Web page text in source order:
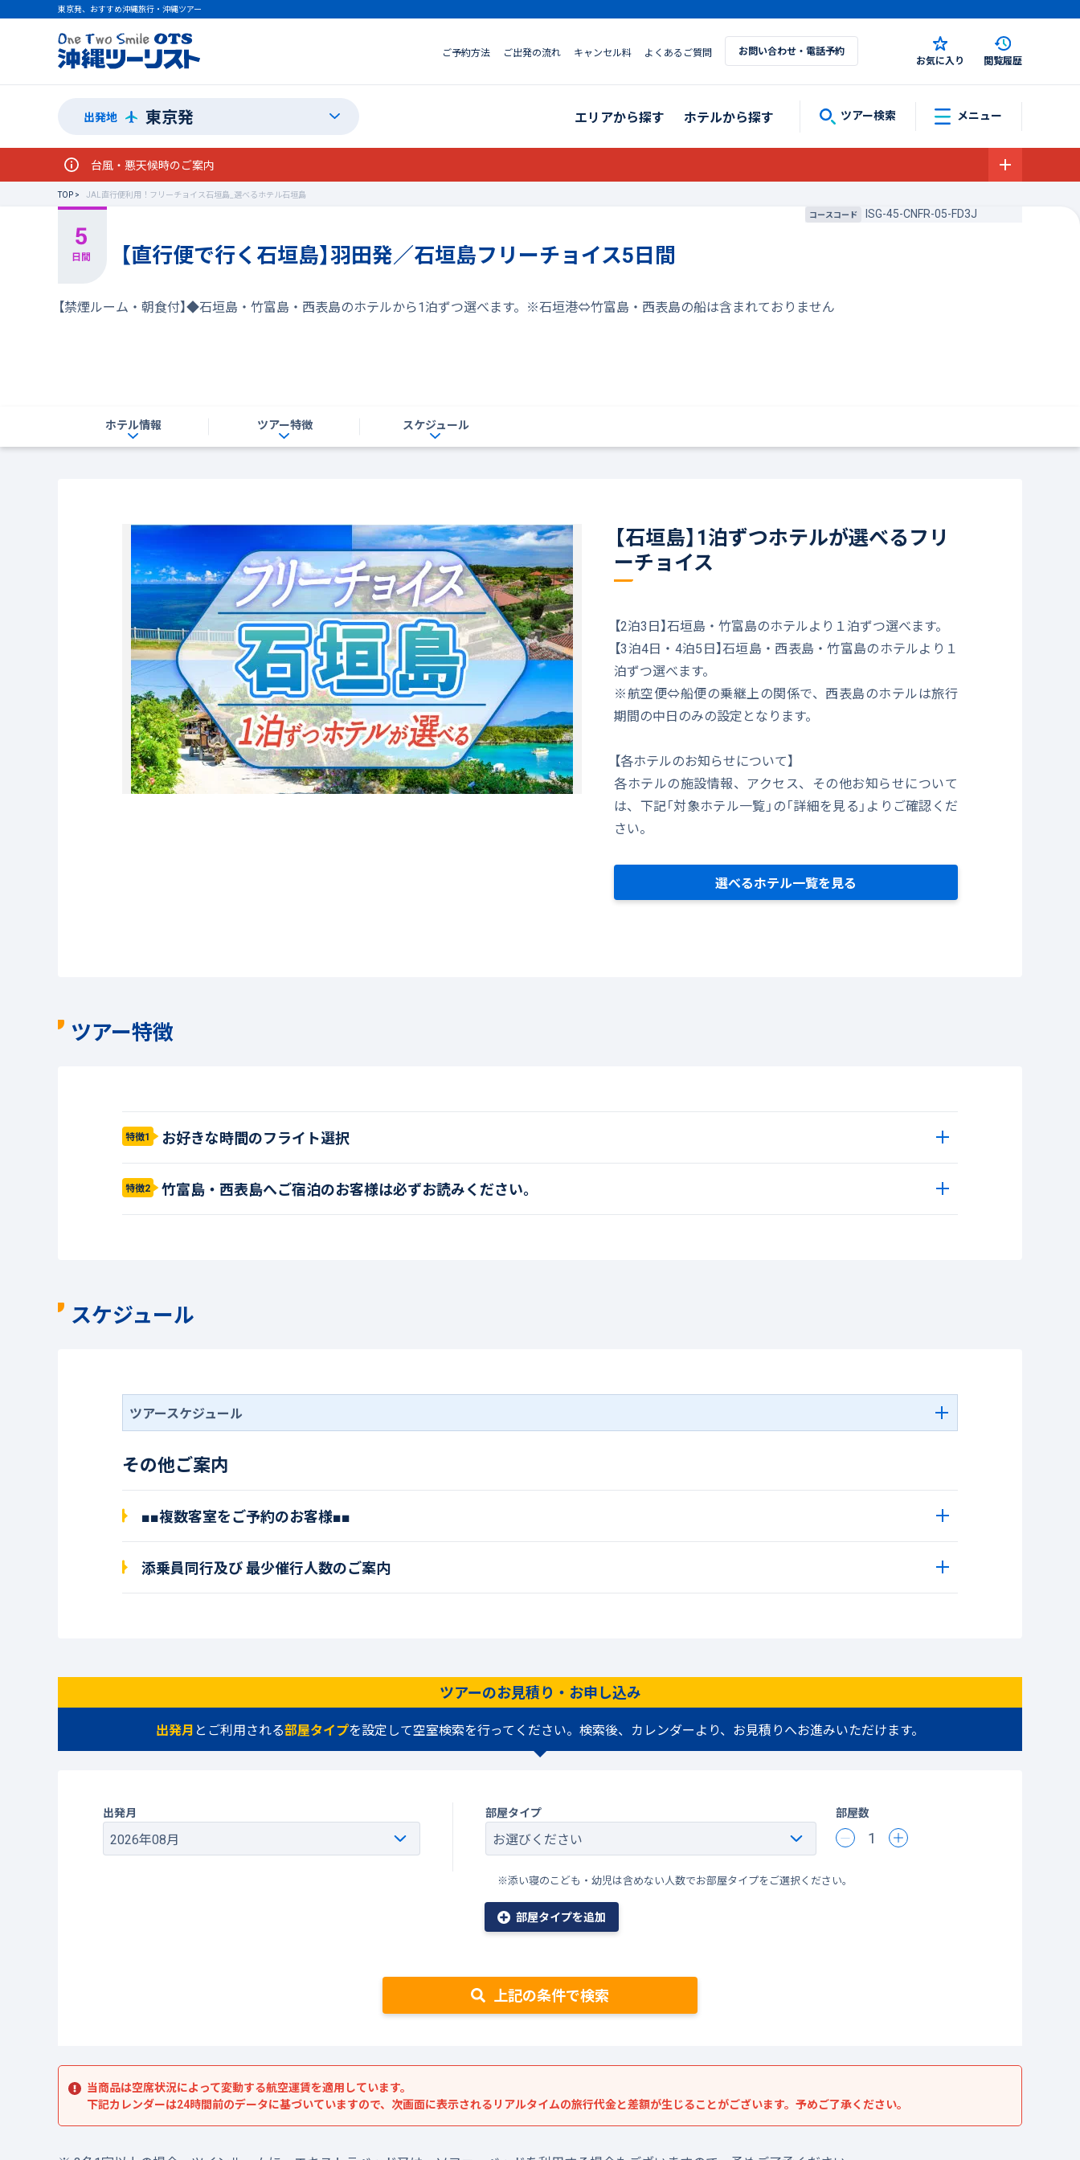
東京発、おすすめ沖縄旅行・沖縄ツアー
ご予約方法 ご出発の流れ キャンセル料 よくあるご質問 お問い合わせ・電話予約
お気に入り 閲覧履歴
出発地 東京発 エリアから探す ホテルから探す ツアー検索 メニュー
台風・悪天候時のご案内
TOP
JAL直行便利用！フリーチョイス石垣島_選べるホテル石垣島
コースコード
ISG-45-CNFR-05-FD3J
【直行便で行く石垣島】羽田発／石垣島フリーチョイス5日間
【禁煙ルーム・朝食付】◆石垣島・竹富島・西表島のホテルから1泊ずつ選べます。※石垣港⇔竹富島・西表島の船は含まれておりません
ホテル情報 ツアー特徴 スケジュール
【石垣島】1泊ずつホテルが選べるフリ
ーチョイス
【2泊3日】石垣島・竹富島のホテルより１泊ずつ選べます。
【3泊4日・4泊5日】石垣島・西表島・竹富島のホテルより１
泊ずつ選べます。
※航空便⇔船便の乗継上の関係で、西表島のホテルは旅行
期間の中日のみの設定となります。
【各ホテルのお知らせについて】
各ホテルの施設情報、アクセス、その他お知らせについて
は、下記「対象ホテル一覧」の「詳細を見る」よりご確認くだ
さい。
選べるホテル一覧を見る
ツアー特徴
特徴1 お好きな時間のフライト選択
特徴2 竹富島・西表島へご宿泊のお客様は必ずお読みください。
スケジュール
ツアースケジュール
その他ご案内
■■複数客室をご予約のお客様■■
添乗員同行及び 最少催行人数のご案内
ツアーのお見積り・お申し込み
出発月 とご利用される部屋タイプを設定して空室検索を行ってください。検索後、カレンダーより、お見積りへお進みいただけます。
出発月 部屋タイプ 部屋数
1
※添い寝のこども・幼児は含めない人数でお部屋タイプをご選択ください。
部屋タイプを追加
上記の条件で検索
当商品は空席状況によって変動する航空運賃を適用しています。
下記カレンダーは24時間前のデータに基づいていますので、次画面に表示されるリアルタイムの旅行代金と差額が生じることがございます。予めご了承ください。